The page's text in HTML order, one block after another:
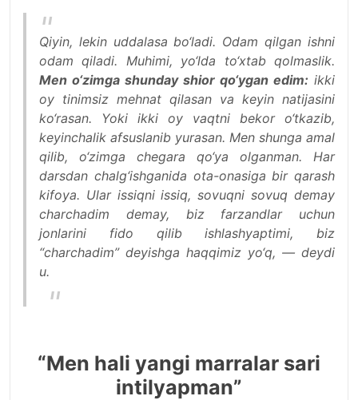
Qiyin, lekin uddalasa bo‘ladi. Odam qilgan ishni
odam qiladi. Muhimi, yo‘lda to‘xtab qolmaslik.
Men o‘zimga shunday shior qo‘ygan edim: ikki
oy tinimsiz mehnat qilasan va keyin natijasini
ko‘rasan. Yoki ikki oy vaqtni bekor o‘tkazib,
keyinchalik afsuslanib yurasan. Men shunga amal
qilib, o‘zimga chegara qo‘ya olganman. Har
darsdan chalg‘ishganida ota-onasiga bir qarash
kifoya. Ular issiqni issiq, sovuqni sovuq demay
charchadim demay, biz farzandlar uchun
jonlarini fido qilib ishlashyaptimi, biz
“charchadim” deyishga haqqimiz yo‘q, — deydi
u.
“Men hali yangi marralar sari
intilyapman”